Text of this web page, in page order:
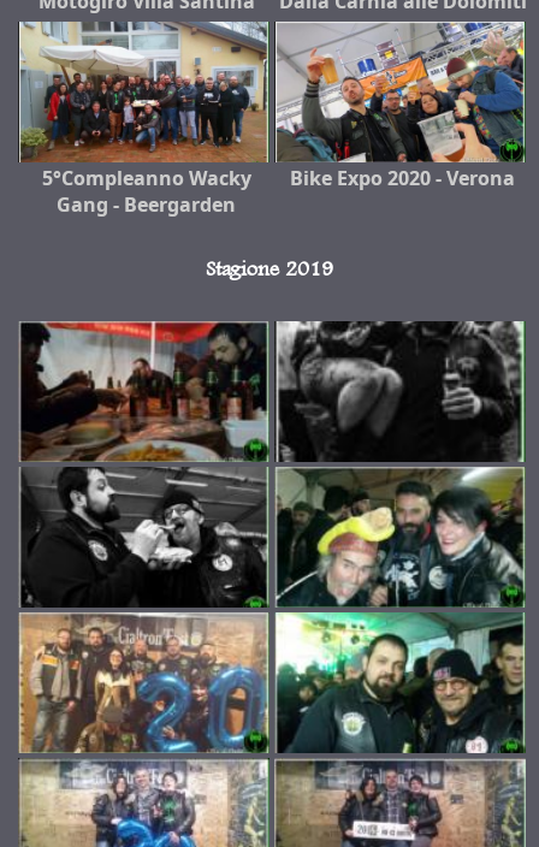
5°Compleanno Wacky
Gang - Beergarden
Bike Expo 2020 - Verona
Stagione 2019